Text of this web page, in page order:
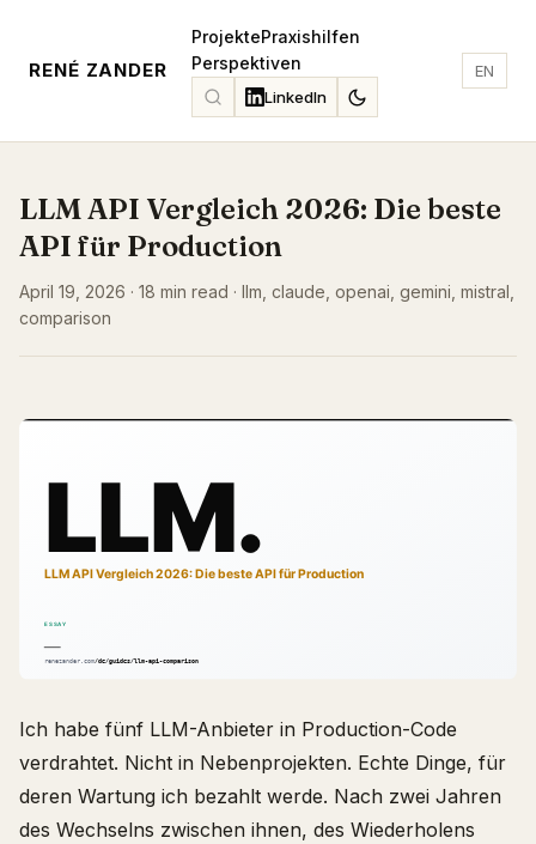
RENÉ ZANDER
ProjektePraxishilfen
Perspektiven
LinkedIn
EN
LLM API Vergleich 2026: Die beste
API für Production
April 19, 2026 · 18 min read · llm, claude, openai, gemini, mistral,
comparison
Ich habe fünf LLM-Anbieter in Production-Code
verdrahtet. Nicht in Nebenprojekten. Echte Dinge, für
deren Wartung ich bezahlt werde. Nach zwei Jahren
des Wechselns zwischen ihnen, des Wiederholens